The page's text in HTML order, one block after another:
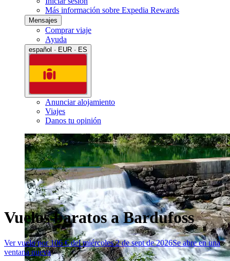
Más información sobre Expedia Rewards
Mensajes
Comprar viaje
Ayuda
español · EUR · ES
Anunciar alojamiento
Viajes
Danos tu opinión
Vuelos baratos a Bardufoss
Ver vuelo por 106 € del miércoles 2 de sept de 2026Se abre en una
ventana nueva